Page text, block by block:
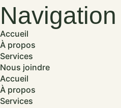
Navigation
Accueil
À propos
Services
Nous joindre
Accueil
À propos
Services